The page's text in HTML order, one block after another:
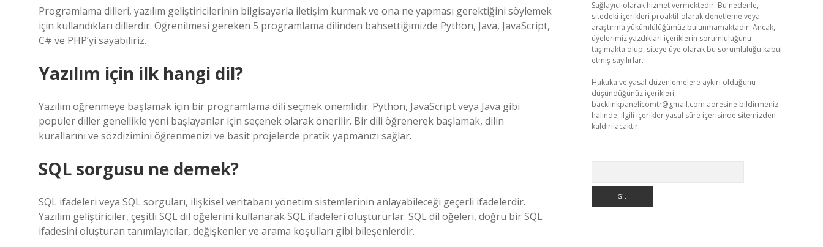
Programlama dilleri, yazılım geliştiricilerinin bilgisayarla iletişim kurmak ve ona ne yapması gerektiğini söylemek
için kullandıkları dillerdir. Öğrenilmesi gereken 5 programlama dilinden bahsettiğimizde Python, Java, JavaScript,
C# ve PHP’yi sayabiliriz.
Yazılım için ilk hangi dil?
Yazılım öğrenmeye başlamak için bir programlama dili seçmek önemlidir. Python, JavaScript veya Java gibi
popüler diller genellikle yeni başlayanlar için seçenek olarak önerilir. Bir dili öğrenerek başlamak, dilin
kurallarını ve sözdizimini öğrenmenizi ve basit projelerde pratik yapmanızı sağlar.
SQL sorgusu ne demek?
SQL ifadeleri veya SQL sorguları, ilişkisel veritabanı yönetim sistemlerinin anlayabileceği geçerli ifadelerdir.
Yazılım geliştiriciler, çeşitli SQL dil öğelerini kullanarak SQL ifadeleri oluştururlar. SQL dil öğeleri, doğru bir SQL
ifadesini oluşturan tanımlayıcılar, değişkenler ve arama koşulları gibi bileşenlerdir.
Sağlayıcı olarak hizmet vermektedir. Bu nedenle,
sitedeki içerikleri proaktif olarak denetleme veya
araştırma yükümlülüğümüz bulunmamaktadır. Ancak,
üyelerimiz yazdıkları içeriklerin sorumluluğunu
taşımakta olup, siteye üye olarak bu sorumluluğu kabul
etmiş sayılırlar.
Hukuka ve yasal düzenlemelere aykırı olduğunu
düşündüğünüz içerikleri,
backlinkpanelicomtr@gmail.com adresine bildirmeniz
halinde, ilgili içerikler yasal süre içerisinde sitemizden
kaldırılacaktır.